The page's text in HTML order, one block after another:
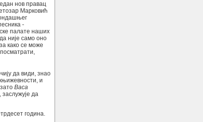
нов правац
Марковић
-
палате наших
није само оно
како се може
да види, знао
и
Васа
да
година.